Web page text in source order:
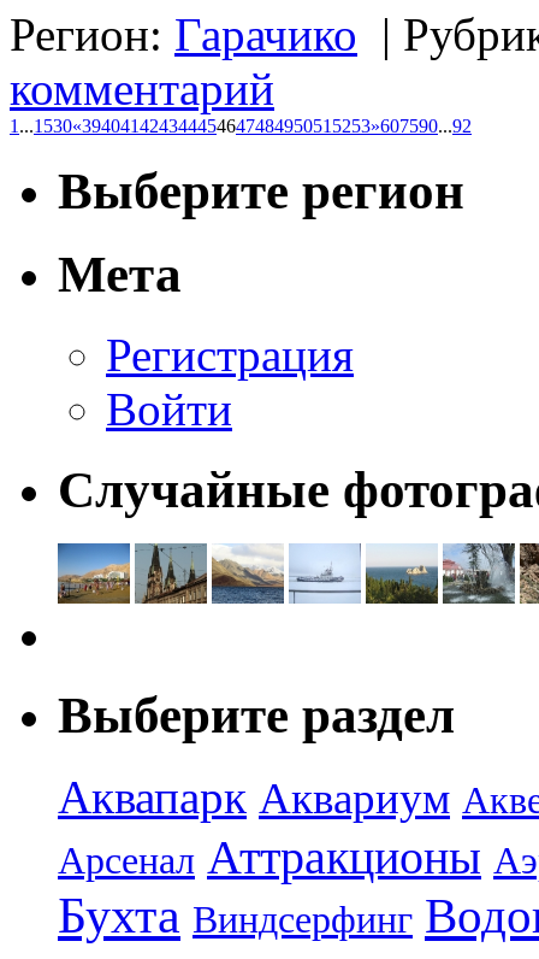
Регион: Гарачико |
комментарий
1 ...1530«39404142434445464748495051 5253»607590...92
Выберите регион
Мета
Регистрация
Войти
Случайные
Выберите раздел
Аквапарк Аквариум
Арсенал Аттракционы
Бухта Виндсерфинг